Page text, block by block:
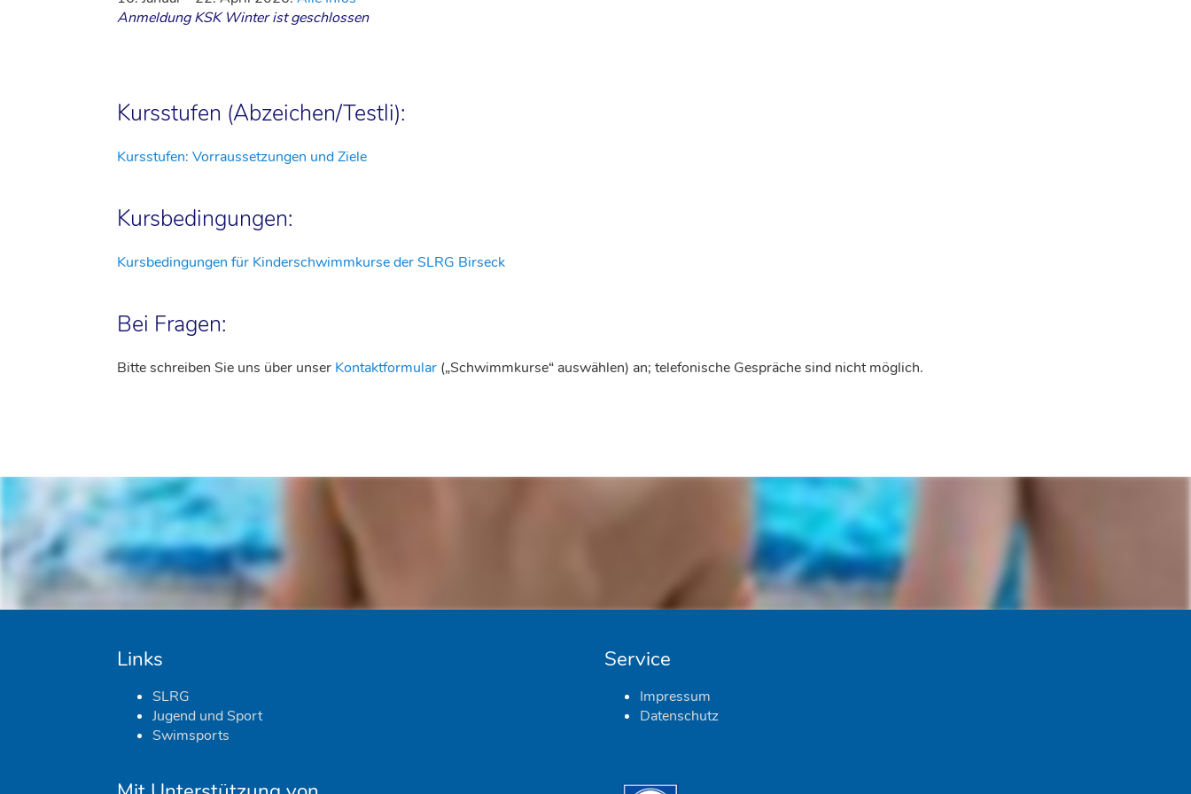
Anmeldung KSK Winter ist geschlossen
Kursstufen (Abzeichen/Testli):
Kursstufen: Vorraussetzungen und Ziele
Kursbedingungen:
Kursbedingungen für Kinderschwimmkurse der SLRG Birseck
Bei Fragen:
Bitte schreiben Sie uns über unser Kontaktformular („Schwimmkurse“ auswählen) an; telefonische Gespräche sind nicht möglich.
Links
SLRG
Jugend und Sport
Swimsports
Service
Impressum
Datenschutz